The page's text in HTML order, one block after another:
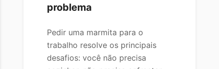
problema
Pedir uma marmita para o
trabalho resolve os principais
desafios: você não precisa